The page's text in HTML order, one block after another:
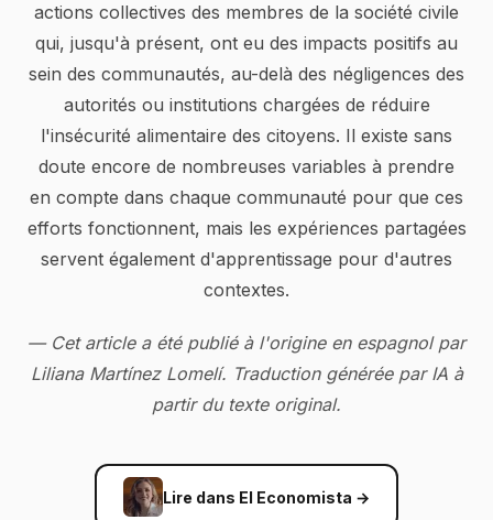
actions collectives des membres de la société civile
qui, jusqu'à présent, ont eu des impacts positifs au
sein des communautés, au-delà des négligences des
autorités ou institutions chargées de réduire
l'insécurité alimentaire des citoyens. Il existe sans
doute encore de nombreuses variables à prendre
en compte dans chaque communauté pour que ces
efforts fonctionnent, mais les expériences partagées
servent également d'apprentissage pour d'autres
contextes.
— Cet article a été publié à l'origine en espagnol par
Liliana Martínez Lomelí. Traduction générée par IA à
partir du texte original.
Lire dans El Economista →